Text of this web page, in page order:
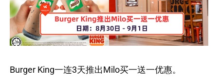
Burger King一连3天推出Milo买一送一优惠。